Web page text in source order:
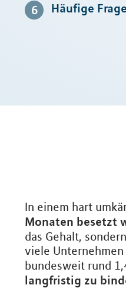
Häufige
In einem hart
Monaten besetzt
das Gehalt,
viele Unternehmen
bundesweit rund
langfristig zu